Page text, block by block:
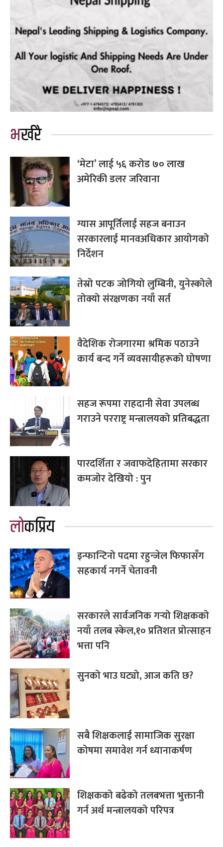
भर्खरै
‘मेटा’ लाई ५६ करोड ७० लाख
अमेरिकी डलर जरिवाना
ग्यास आपूर्तिलाई सहज बनाउन
सरकारलाई मानवअधिकार आयोगको
निर्देशन
तेस्रो पटक जोगियो लुम्बिनी, युनेस्कोले
तोक्यो संरक्षणका नयाँ सर्त
वैदेशिक रोजगारमा श्रमिक पठाउने
कार्य बन्द गर्ने व्यवसायीहरूको घोषणा
सहज रूपमा राहदानी सेवा उपलब्ध
गराउने परराष्ट्र मन्त्रालयको प्रतिबद्धता
पारदर्शिता र जवाफदेहितामा सरकार
कमजोर देखियो : पुन
लोकप्रिय
इन्फान्टिनो पदमा रहुन्जेल फिफासँग
सहकार्य नगर्ने चेतावनी
सरकारले सार्वजनिक गर्‍यो शिक्षकको
नयाँ तलब स्केल,१० प्रतिशत प्रोत्साहन
भत्ता पनि
सुनको भाउ घट्यो, आज कति छ?
सबै शिक्षकलाई सामाजिक सुरक्षा
कोषमा समावेश गर्न ध्यानाकर्षण
शिक्षकको बढेको तलबभत्ता भुक्तानी
गर्न अर्थ मन्त्रालयको परिपत्र